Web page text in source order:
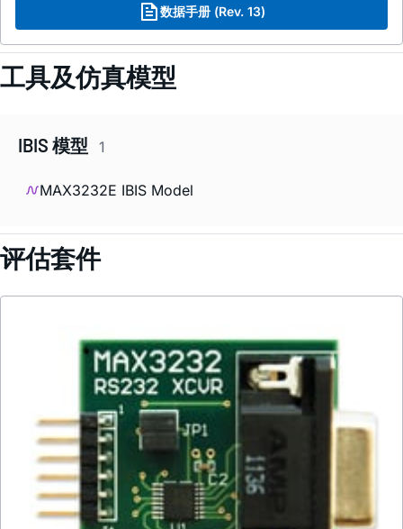
数据手册 (Rev. 13)
工具及仿真模型
IBIS 模型 1
MAX3232E IBIS Model
评估套件